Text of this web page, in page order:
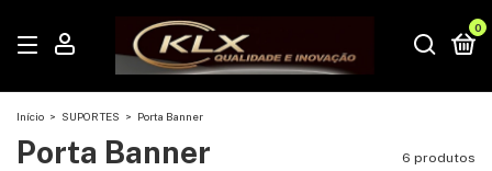
0
Início > SUPORTES > Porta Banner
Porta Banner 6 produtos